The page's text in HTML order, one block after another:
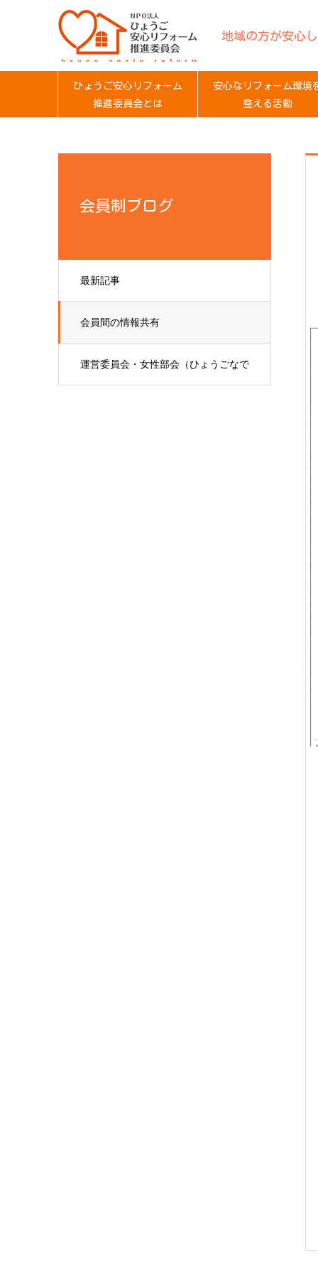
地域の方が安心
ひょうご安心リフォーム
推進委員会とは
安心なリフォーム環境
整える活動
会員制ブログ
最新記事
会員間の情報共有
運営委員会・女性部会（ひょうごなで